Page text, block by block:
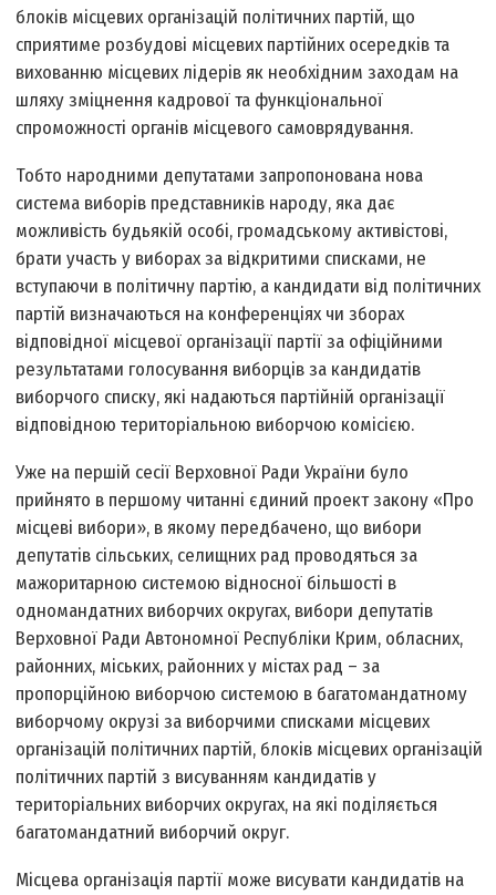
блоків місцевих організацій політичних партій, що
сприятиме розбудові місцевих партійних осередків та
вихованню місцевих лідерів як необхідним заходам на
шляху зміцнення кадрової та функціональної
спроможності органів місцевого самоврядування.
Тобто народними депутатами запропонована нова
система виборів представників народу, яка дає
можливість будь­якій особі, громадському активістові,
брати участь у виборах за відкритими списками, не
вступаючи в політичну партію, а кандидати від політичних
партій визначаються на конференціях чи зборах
відповідної місцевої організації партії за офіційними
результатами голосування виборців за кандидатів
виборчого списку, які надаються партійній організації
відповідною територіальною виборчою комісією.
Уже на першій сесії Верховної Ради України було
прийнято в першому читанні єдиний проект закону «Про
місцеві вибори», в якому передбачено, що вибори
депутатів сільських, селищних рад проводяться за
мажоритарною системою відносної більшості в
одномандатних виборчих округах, вибори депутатів
Верховної Ради Автономної Республіки Крим, обласних,
районних, міських, районних у містах рад – за
пропорційною виборчою системою в багатомандатному
виборчому окрузі за виборчими списками місцевих
організацій політичних партій, блоків місцевих організацій
політичних партій з висуванням кандидатів у
територіальних виборчих округах, на які поділяється
багатомандатний виборчий округ.
Місцева організація партії може висувати кандидатів на